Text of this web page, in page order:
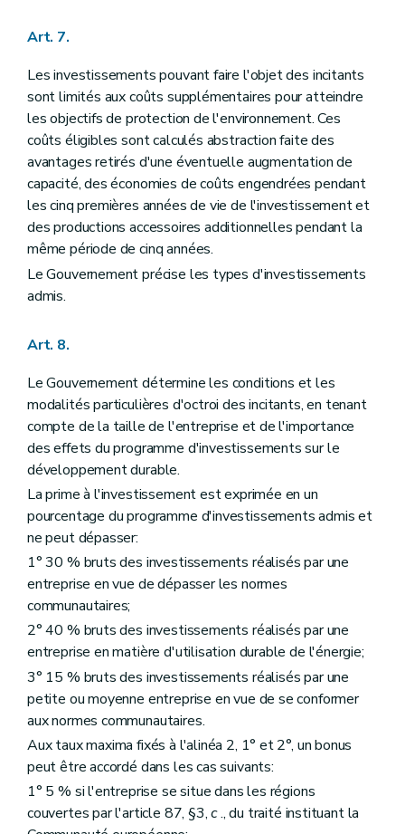
Art. 7.
Les investissements pouvant faire l'objet des incitants
sont limités aux coûts supplémentaires pour atteindre
les objectifs de protection de l'environnement. Ces
coûts éligibles sont calculés abstraction faite des
avantages retirés d'une éventuelle augmentation de
capacité, des économies de coûts engendrées pendant
les cinq premières années de vie de l'investissement et
des productions accessoires additionnelles pendant la
même période de cinq années.
Le Gouvernement précise les types d'investissements
admis.
Art. 8.
Le Gouvernement détermine les conditions et les
modalités particulières d'octroi des incitants, en tenant
compte de la taille de l'entreprise et de l'importance
des effets du programme d'investissements sur le
développement durable.
La prime à l'investissement est exprimée en un
pourcentage du programme d'investissements admis et
ne peut dépasser:
1° 30 % bruts des investissements réalisés par une
entreprise en vue de dépasser les normes
communautaires;
2° 40 % bruts des investissements réalisés par une
entreprise en matière d'utilisation durable de l'énergie;
3° 15 % bruts des investissements réalisés par une
petite ou moyenne entreprise en vue de se conformer
aux normes communautaires.
Aux taux maxima fixés à l'alinéa 2, 1° et 2°, un bonus
peut être accordé dans les cas suivants:
1° 5 % si l'entreprise se situe dans les régions
couvertes par l'article 87, §3,c., du traité instituant la